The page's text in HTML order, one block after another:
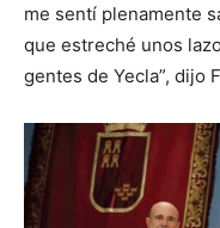
me sentí plenamente
que estreché unos
gentes de Yecla”, dijo